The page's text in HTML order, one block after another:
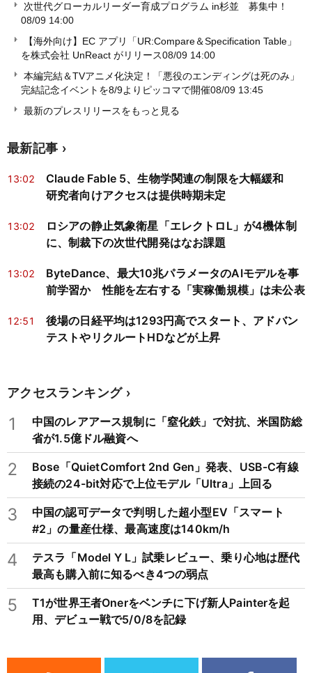
次世代グローカルリーダー育成プログラム in杉並 募集中！
08/09 14:00
【海外向け】EC アプリ「UR:Compare＆Specification Table」
を株式会社 UnReact がリリース08/09 14:00
本編完結＆TVアニメ化決定！「悪役のエンディングは死のみ」
完結記念イベントを8/9よりピッコマで開催08/09 13:45
最新のプレスリリースをもっと見る
最新記事
13:02
Claude Fable 5、生物学関連の制限を大幅緩和
研究者向けアクセスは提供時期未定
13:02
ロシアの静止気象衛星「エレクトロL」が4機体制
に、制裁下の次世代開発はなお課題
13:02
ByteDance、最大10兆パラメータのAIモデルを事
前学習か 性能を左右する「実稼働規模」は未公表
12:51
後場の日経平均は1293円高でスタート、アドバン
テストやリクルートHDなどが上昇
アクセスランキング
1
中国のレアアース規制に「窒化鉄」で対抗、米国防総
省が1.5億ドル融資へ
2
Bose「QuietComfort 2nd Gen」発表、USB-C有線
接続の24-bit対応で上位モデル「Ultra」上回る
3
中国の認可データで判明した超小型EV「スマート
#2」の量産仕様、最高速度は140km/h
4
テスラ「Model Y L」試乗レビュー、乗り心地は歴代
最高も購入前に知るべき4つの弱点
5
T1が世界王者Onerをベンチに下げ新人Painterを起
用、デビュー戦で5/0/8を記録